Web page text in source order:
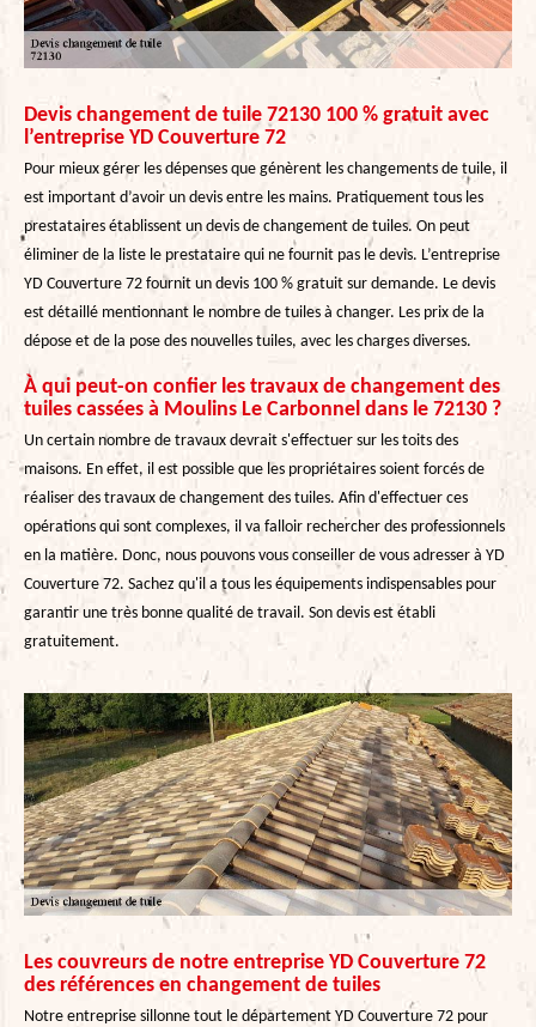
Devis changement de tuile 72130 100 % gratuit avec
l’entreprise YD Couverture 72
Pour mieux gérer les dépenses que génèrent les changements de tuile, il
est important d’avoir un devis entre les mains. Pratiquement tous les
prestataires établissent un devis de changement de tuiles. On peut
éliminer de la liste le prestataire qui ne fournit pas le devis. L’entreprise
YD Couverture 72 fournit un devis 100 % gratuit sur demande. Le devis
est détaillé mentionnant le nombre de tuiles à changer. Les prix de la
dépose et de la pose des nouvelles tuiles, avec les charges diverses.
À qui peut-on confier les travaux de changement des
tuiles cassées à Moulins Le Carbonnel dans le 72130 ?
Un certain nombre de travaux devrait s'effectuer sur les toits des
maisons. En effet, il est possible que les propriétaires soient forcés de
réaliser des travaux de changement des tuiles. Afin d'effectuer ces
opérations qui sont complexes, il va falloir rechercher des professionnels
en la matière. Donc, nous pouvons vous conseiller de vous adresser à YD
Couverture 72. Sachez qu'il a tous les équipements indispensables pour
garantir une très bonne qualité de travail. Son devis est établi
gratuitement.
Les couvreurs de notre entreprise YD Couverture 72
des références en changement de tuiles
Notre entreprise sillonne tout le département YD Couverture 72 pour